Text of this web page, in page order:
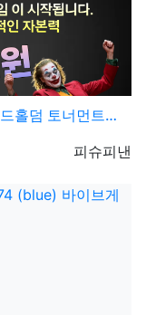
너먼트◆ pshotgam…
등록자
피슈피낸